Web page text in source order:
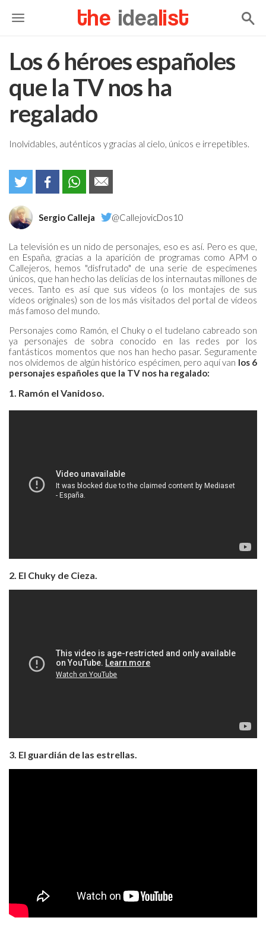
the idea list
Los 6 héroes españoles
que la TV nos ha
regalado
Inolvidables, auténticos y gracias al cielo, únicos e irrepetibles.
Sergio Calleja @CallejovicDos10
La televisión es un nido de personajes, eso es así. Pero es que,
en España, gracias a la aparición de programas como APM o
Callejeros, hemos "disfrutado" de una serie de especímenes
únicos, que han hecho las delicias de los internautas millones de
veces. Tanto es así que sus videos (o los montajes de sus
vídeos originales) son de los más visitados del portal de vídeos
más famoso del mundo.
Personajes como Ramón, el Chuky o el tudelano cabreado son
ya personajes de sobra conocido en las redes por los
fantásticos momentos que nos han hecho pasar. Seguramente
nos olvidemos de algún histórico espécimen, pero aquí van los 6
personajes españoles que la TV nos ha regalado:
1. Ramón el Vanidoso.
2. El Chuky de Cieza.
3. El guardián de las estrellas.